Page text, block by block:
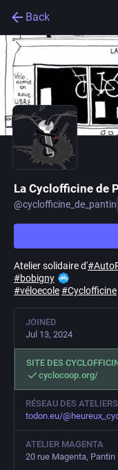
Back
La Cyclofficine de
@cyclofficine_de_pantin
Atelier solidaire d'#
#bobigny
#véloecole#Cyclofficine
JOINED
Jul 13, 2024
SITE DES
cyclocoop.org/
RÉSEAU DES
todon.eu/
ATELIER MAGENTA
20 rue Magenta, Pantin